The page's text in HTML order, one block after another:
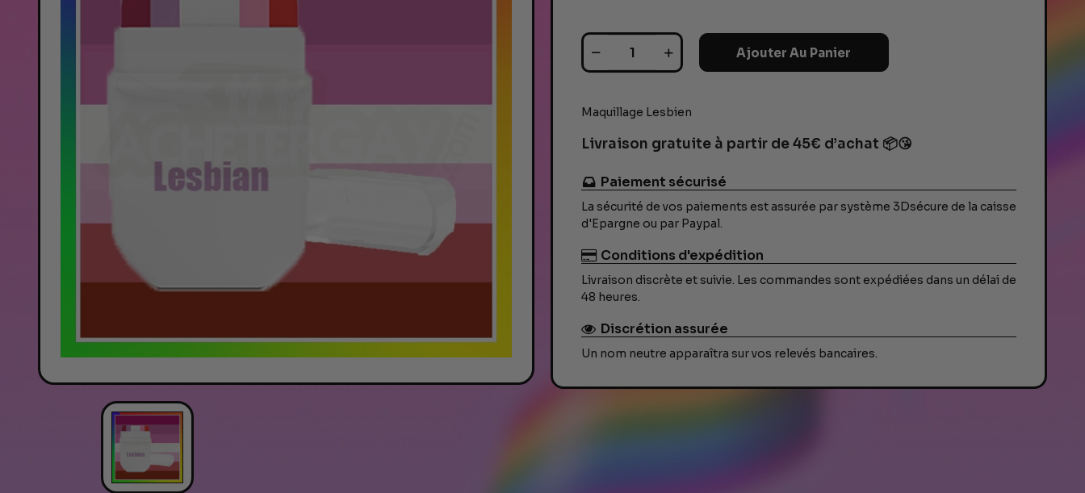
Ajouter Au Panier
Maquillage Lesbien
Livraison gratuite à partir de 45€ d’achat 📦😘
Paiement sécurisé
La sécurité de vos paiements est assurée par système 3Dsécure de la caisse
d'Epargne ou par Paypal.
Conditions d'expédition
Livraison discrète et suivie. Les commandes sont expédiées dans un délai de
48 heures.
Discrétion assurée
Un nom neutre apparaîtra sur vos relevés bancaires.